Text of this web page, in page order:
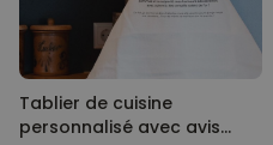
Tablier de cuisine
personnalisé avec avis